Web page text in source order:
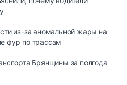
из-за аномальной жары на
фур по трассам
Брянщины за полгода